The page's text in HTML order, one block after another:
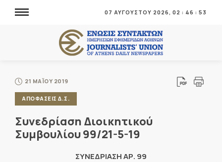
07 ΑΥΓΟΥΣΤΟΥ 2026, 02 : 46 : 53
21 ΜΑΪΟΥ 2019
ΑΠΟΦΑΣΕΙΣ Δ.Σ.
Συνεδρίαση Διοικητικού
Συμβουλίου 99/21-5-19
ΣΥΝΕΔΡΙΑΣΗ ΑΡ. 99